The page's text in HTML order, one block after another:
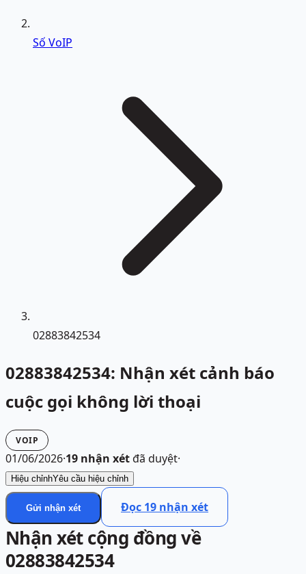
Số VoIP
02883842534
02883842534: Nhận xét cảnh báo
cuộc gọi không lời thoại
VOIP
01/06/2026·19 nhận xétđã duyệt·
Hiệu chỉnhYêu cầu hiệu chỉnh
Gửi nhận xét Đọc 19 nhận xét
Nhận xét cộng đồng về
02883842534